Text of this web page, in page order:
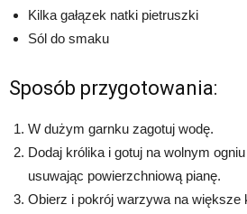
Kilka gałązek natki pietruszki
Sól do smaku
Sposób przygotowania:
W dużym garnku zagotuj wodę.
Dodaj królika i gotuj na wolnym
usuwając powierzchniową pianę.
Obierz i pokrój warzywa na większe